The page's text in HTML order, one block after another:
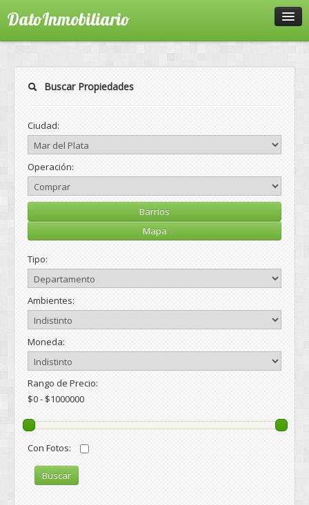
DatoInmobiliario
Ventas
Temporada 2026 - 2027
Contacto
Ingresar
No cerrar sesión
Olvidó su Clave?
Buscar Propiedades
Ciudad:
Operación:
Barrios
Mapa
Tipo:
Ambientes:
Moneda:
Rango de Precio:
$0 - $1000000
Con Fotos:
Buscar